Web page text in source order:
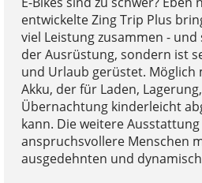
entwickelte Zing Trip Plus
viel Leistung zusammen -
der Ausrüstung, sondern ist
und Urlaub gerüstet. Möglich
Akku, der für Laden,
Übernachtung kinderleicht
kann. Die weitere
anspruchsvollere Menschen
ausgedehnten und